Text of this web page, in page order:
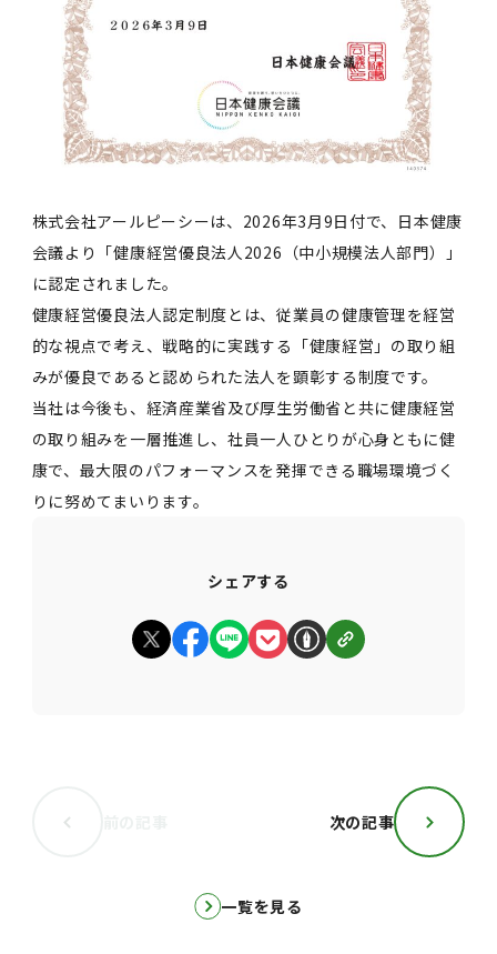
株式会社アールピーシーは、2026年3月9日付で、日本健康
会議より「健康経営優良法人2026（中小規模法人部門）」
に認定されました。
健康経営優良法人認定制度とは、従業員の健康管理を経営
的な視点で考え、戦略的に実践する「健康経営」の取り組
みが優良であると認められた法人を顕彰する制度です。
当社は今後も、経済産業省及び厚生労働省と共に健康経営
の取り組みを一層推進し、社員一人ひとりが心身ともに健
康で、最大限のパフォーマンスを発揮できる職場環境づく
りに努めてまいります。
シェアする
一覧を見る
次の記事